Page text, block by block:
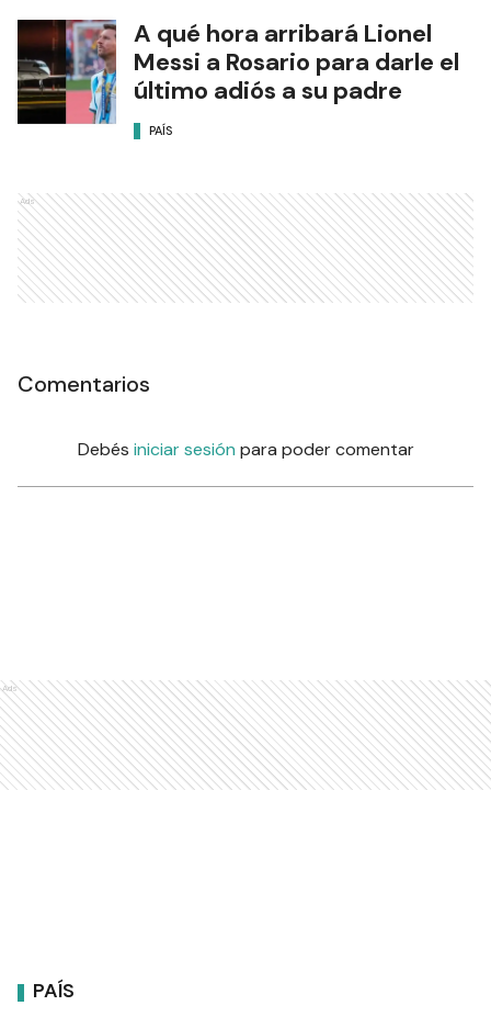
A qué hora arribará Lionel
Messi a Rosario para darle el
último adiós a su padre
PAÍS
Ads
Comentarios
Debés iniciar sesión para poder comentar
Ads
PAÍS